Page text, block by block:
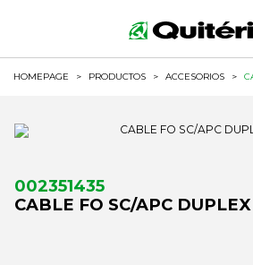
HOMEPAGE > PRODUCTOS > ACCESORIOS >
002351435
CABLE FO SC/APC